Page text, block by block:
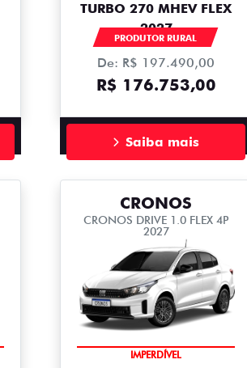
TURBO 270 MHEV FLEX
2027
PRODUTOR RURAL
De: R$ 197.490,00
R$ 176.753,00
Saiba mais
CRONOS
CRONOS DRIVE 1.0 FLEX 4P
2027
IMPERDÍVEL